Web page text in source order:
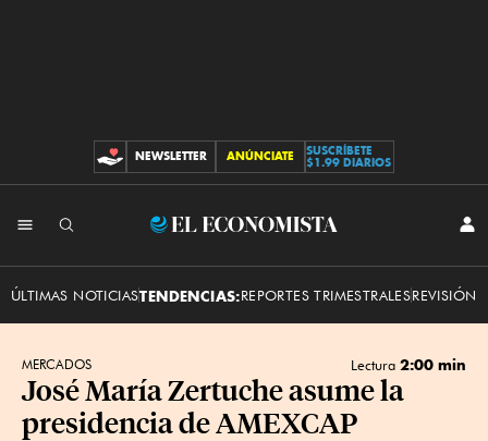
CONTRIBUCIONES
NEWSLETTER ANÚNCIATE
SUSCRÍBETE
$1.99 DIARIOS
El
ÚLTIMAS NOTICIASTENDENCIAS:REPORTES TRIMESTRALESREVISIÓN
MERCADOS Lectura 2:00 min
José María Zertuche asume la
presidencia de AMEXCAP